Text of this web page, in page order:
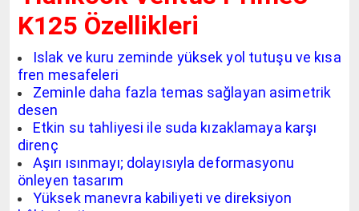
K125 Özellikleri
Islak ve kuru zeminde yüksek yol tutuşu ve kısa
fren mesafeleri
Zeminle daha fazla temas sağlayan asimetrik
desen
Etkin su tahliyesi ile suda kızaklamaya karşı
direnç
Aşırı ısınmayı; dolayısıyla deformasyonu
önleyen tasarım
Yüksek manevra kabiliyeti ve direksiyon